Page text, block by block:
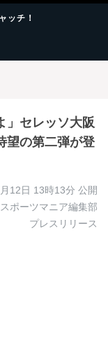
ッチ！
」セレッソ大阪
望の第二弾が登
12日 13時13分 公開
スポーツマニア編集部
プレスリリース